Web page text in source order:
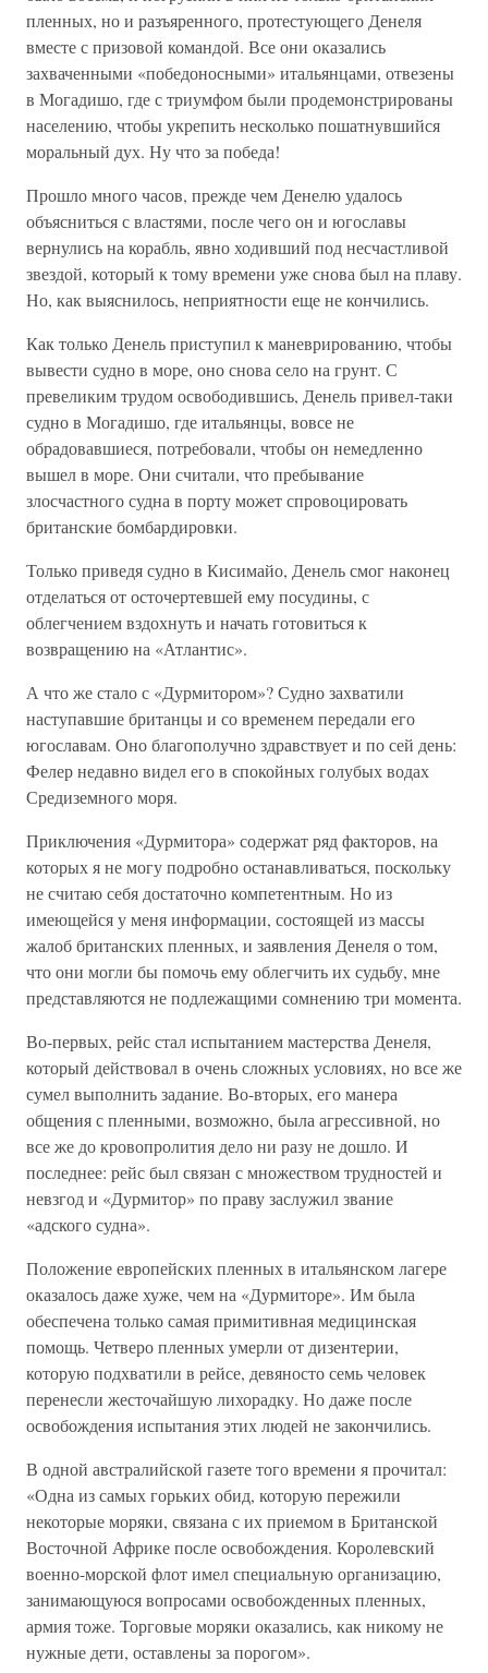
пленных, но и разъяренного, протестующего Денеля
вместе с призовой командой. Все они оказались
захваченными «победоносными» итальянцами, отвезены
в Могадишо, где с триумфом были продемонстрированы
населению, чтобы укрепить несколько пошатнувшийся
моральный дух. Ну что за победа!
Прошло много часов, прежде чем Денелю удалось
объясниться с властями, после чего он и югославы
вернулись на корабль, явно ходивший под несчастливой
звездой, который к тому времени уже снова был на плаву.
Но, как выяснилось, неприятности еще не кончились.
Как только Денель приступил к маневрированию, чтобы
вывести судно в море, оно снова село на грунт. С
превеликим трудом освободившись, Денель привел-таки
судно в Могадишо, где итальянцы, вовсе не
обрадовавшиеся, потребовали, чтобы он немедленно
вышел в море. Они считали, что пребывание
злосчастного судна в порту может спровоцировать
британские бомбардировки.
Только приведя судно в Кисимайо, Денель смог наконец
отделаться от осточертевшей ему посудины, с
облегчением вздохнуть и начать готовиться к
возвращению на «Атлантис».
А что же стало с «Дурмитором»? Судно захватили
наступавшие британцы и со временем передали его
югославам. Оно благополучно здравствует и по сей день:
Фелер недавно видел его в спокойных голубых водах
Средиземного моря.
Приключения «Дурмитора» содержат ряд факторов, на
которых я не могу подробно останавливаться, поскольку
не считаю себя достаточно компетентным. Но из
имеющейся у меня информации, состоящей из массы
жалоб британских пленных, и заявления Денеля о том,
что они могли бы помочь ему облегчить их судьбу, мне
представляются не подлежащими сомнению три момента.
Во-первых, рейс стал испытанием мастерства Денеля,
который действовал в очень сложных условиях, но все же
сумел выполнить задание. Во-вторых, его манера
общения с пленными, возможно, была агрессивной, но
все же до кровопролития дело ни разу не дошло. И
последнее: рейс был связан с множеством трудностей и
невзгод и «Дурмитор» по праву заслужил звание
«адского судна».
Положение европейских пленных в итальянском лагере
оказалось даже хуже, чем на «Дурмиторе». Им была
обеспечена только самая примитивная медицинская
помощь. Четверо пленных умерли от дизентерии,
которую подхватили в рейсе, девяносто семь человек
перенесли жесточайшую лихорадку. Но даже после
освобождения испытания этих людей не закончились.
В одной австралийской газете того времени я прочитал:
«Одна из самых горьких обид, которую пережили
некоторые моряки, связана с их приемом в Британской
Восточной Африке после освобождения. Королевский
военно-морской флот имел специальную организацию,
занимающуюся вопросами освобожденных пленных,
армия тоже. Торговые моряки оказались, как никому не
нужные дети, оставлены за порогом».